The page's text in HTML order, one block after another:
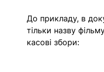
До прикладу, в
тільки назву
касові збори: